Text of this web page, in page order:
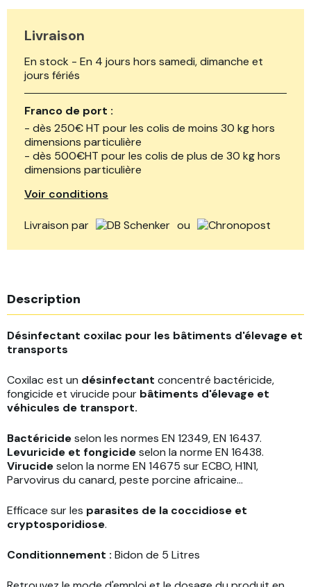
Livraison
En stock - En 4 jours hors samedi, dimanche et
jours fériés
Franco de port :
- dès 250€ HT pour les colis de moins 30 kg hors
dimensions particulière
- dès 500€HT pour les colis de plus de 30 kg hors
dimensions particulière
Voir conditions
Livraison par ou
Description
Désinfectant coxilac pour les bâtiments d'élevage et
transports
Coxilac est un désinfectant concentré bactéricide,
fongicide et virucide pour bâtiments d'élevage et
véhicules de transport.
Bactéricideselon les normes EN 12349, EN 16437.
Levuricide et fongicideselon la norme EN 16438.
Virucideselon la norme EN 14675 sur ECBO, H1N1,
Parvovirus du canard, peste porcine africaine...
Efficace sur les parasites de la coccidiose et
cryptosporidiose.
Conditionnement : Bidon de 5 Litres